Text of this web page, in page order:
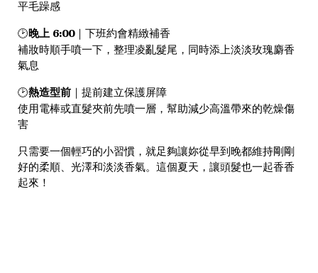
平毛躁感
🕑晚上 6:00｜下班約會精緻補香
補妝時順手噴一下，整理凌亂髮尾，同時添上淡淡玫瑰麝香
氣息
🕑熱造型前 ｜提前建立保護屏障
使用電棒或直髮夾前先噴一層，幫助減少高溫帶來的乾燥傷
害
只需要一個輕巧的小習慣，就足夠讓妳從早到晚都維持剛剛
好的柔順、光澤和淡淡香氣。 這個夏天，讓頭髮也一起香香
起來！